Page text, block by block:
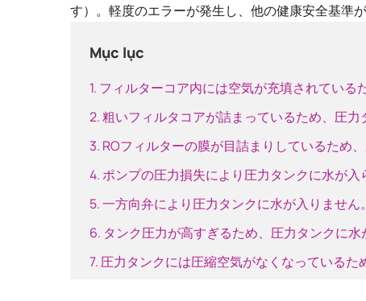
す）。軽度のエラーが発生し、他の健康安全基準
Mục lục
1. フィルターコア内には空気が充填されている
2. 粗いフィルタコアが詰まっているため、圧
3. ROフィルターの膜が目詰まりしているため
4. ポンプの圧力損失により圧力タンクに水が入
5. 一方向弁により圧力タンクに水が入りません。
6. タンク圧力が高すぎるため、圧力タンクに水
7. 圧力タンクには圧縮空気がなくなっているた